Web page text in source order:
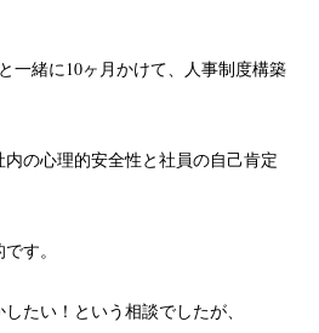
一緒に10ヶ月かけて、人事制度構築
の心理的安全性と社員の自己肯定
す。
たい！という相談でしたが、